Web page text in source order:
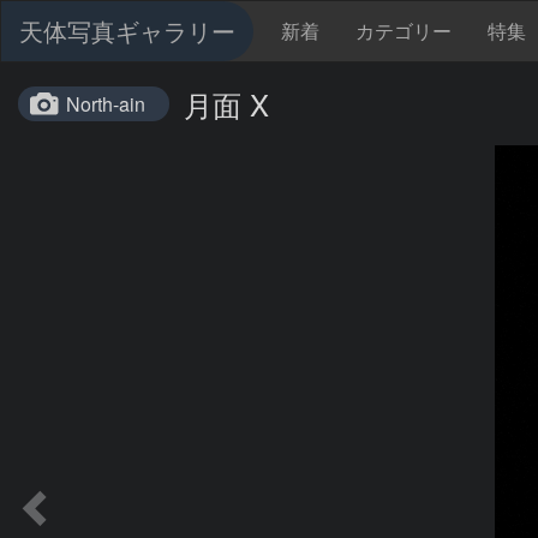
天体写真ギャラリー 新着 カテゴリー 特集
North-ain 月面 X